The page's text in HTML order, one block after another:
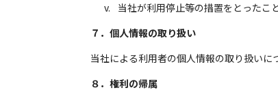
当社が利用停止等の措置をとったこ
７．個人情報の取り扱い
当社による利用者の個人情報の取り扱い
８．権利の帰属